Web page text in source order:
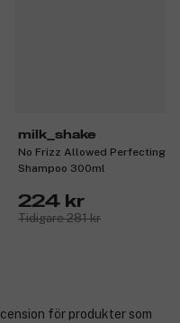
milk_shake
No Frizz Allowed Perfecting
Shampoo 300ml
224 kr
Tidigare 281 kr
för produkter som